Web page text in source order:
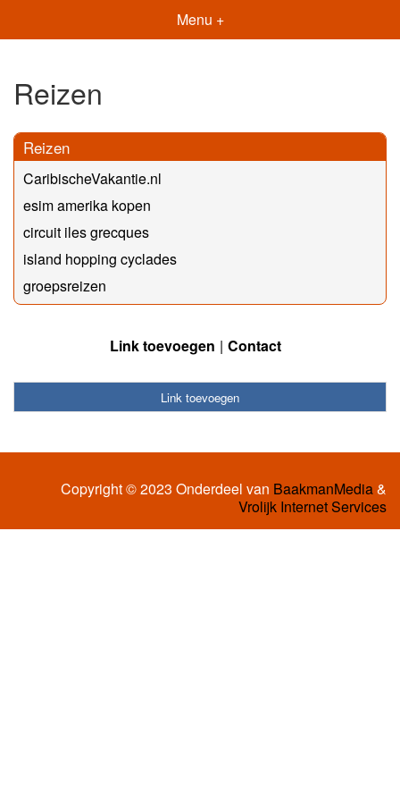
Menu +
Reizen
Reizen
CaribischeVakantie.nl
esim amerika kopen
circuit iles grecques
island hopping cyclades
groepsreizen
Link toevoegen Contact
Link toevoegen
Copyright © 2023 Onderdeel van BaakmanMedia&
Vrolijk Internet Services